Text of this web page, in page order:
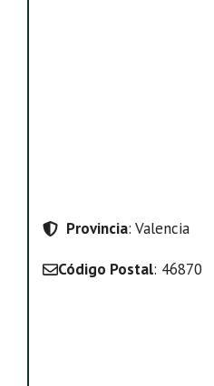
Provincia: Valencia
Código Postal: 46870